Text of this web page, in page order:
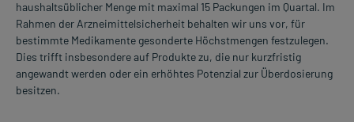
haushaltsüblicher Menge mit maximal 15 Packungen im Quartal. Im
Rahmen der Arzneimittelsicherheit behalten wir uns vor, für
bestimmte Medikamente gesonderte Höchstmengen festzulegen.
Dies trifft insbesondere auf Produkte zu, die nur kurzfristig
angewandt werden oder ein erhöhtes Potenzial zur Überdosierung
besitzen.